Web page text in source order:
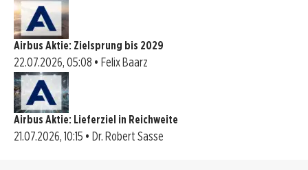
Airbus Aktie: Zielsprung bis 2029
22.07.2026, 05:08 • Felix Baarz
Airbus Aktie: Lieferziel in Reichweite
21.07.2026, 10:15 • Dr. Robert Sasse